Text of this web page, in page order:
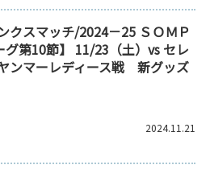
クスマッチ/2024－25 ＳＯＭＰ
グ第10節】 11/23（土）vs セレ
ンマーレディース戦 新グッズ
2024.11.21